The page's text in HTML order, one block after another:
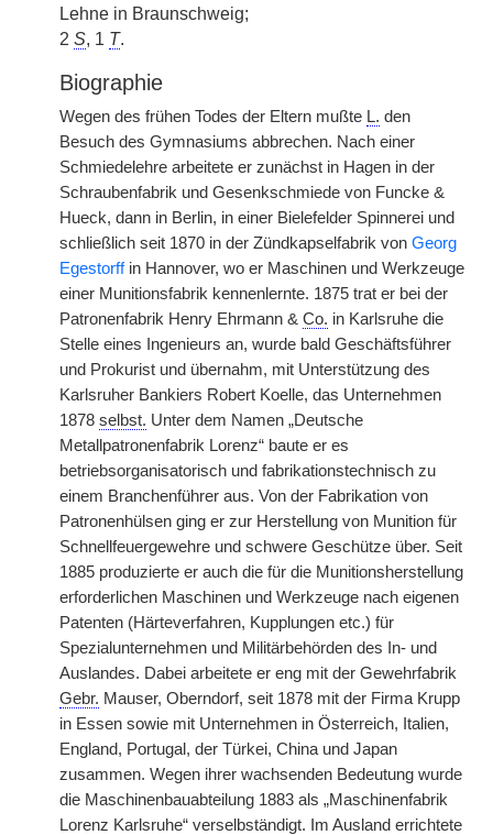
Lehne in Braunschweig;
2 S, 1 T.
Biographie
Wegen des frühen Todes der Eltern mußte L. den
Besuch des Gymnasiums abbrechen. Nach einer
Schmiedelehre arbeitete er zunächst in Hagen in der
Schraubenfabrik und Gesenkschmiede von Funcke &
Hueck, dann in Berlin, in einer Bielefelder Spinnerei und
schließlich seit 1870 in der Zündkapselfabrik von Georg
Egestorffin Hannover, wo er Maschinen und Werkzeuge
einer Munitionsfabrik kennenlernte. 1875 trat er bei der
Patronenfabrik Henry Ehrmann & Co. in Karlsruhe die
Stelle eines Ingenieurs an, wurde bald Geschäftsführer
und Prokurist und übernahm, mit Unterstützung des
Karlsruher Bankiers Robert Koelle, das Unternehmen
1878 selbst. Unter dem Namen „Deutsche
Metallpatronenfabrik Lorenz“ baute er es
betriebsorganisatorisch und fabrikationstechnisch zu
einem Branchenführer aus. Von der Fabrikation von
Patronenhülsen ging er zur Herstellung von Munition für
Schnellfeuergewehre und schwere Geschütze über. Seit
1885 produzierte er auch die für die Munitionsherstellung
erforderlichen Maschinen und Werkzeuge nach eigenen
Patenten (Härteverfahren, Kupplungen etc.) für
Spezialunternehmen und Militärbehörden des In- und
Auslandes. Dabei arbeitete er eng mit der Gewehrfabrik
Gebr. Mauser, Oberndorf, seit 1878 mit der Firma Krupp
in Essen sowie mit Unternehmen in Österreich, Italien,
England, Portugal, der Türkei, China und Japan
zusammen. Wegen ihrer wachsenden Bedeutung wurde
die Maschinenbauabteilung 1883 als „Maschinenfabrik
Lorenz Karlsruhe“ verselbständigt. Im Ausland errichtete